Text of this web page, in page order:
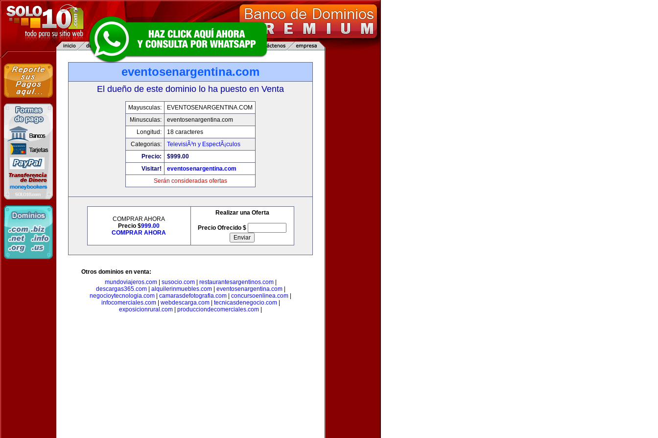
eventosenargentina.com
El dueño de este dominio lo ha puesto en Venta
Mayusculas:
EVENTOSENARGENTINA.COM
Minusculas:
eventosenargentina.com
Longitud:
18 caracteres
Categorias:
TelevisiÃ³n y EspectÃ¡culos
Precio:
$999.00
Visitar!
eventosenargentina.com
Serán consideradas ofertas
COMPRAR AHORA
Precio $999.00
COMPRAR AHORA
Realizar una Oferta
Precio Ofrecido $
Otros dominios en venta:
mundoviajeros.com| susocio.com| restaurantesargentinos.com|
descargas365.com| alquilerinmuebles.com| eventosenargentina.com|
negocioytecnologia.com
camarasdefotografia.com concursoenlinea.com
infocomerciales.com| webdescarga.com| tecnicasdenegocio.com|
exposicionrural.com
producciondecomerciales.com